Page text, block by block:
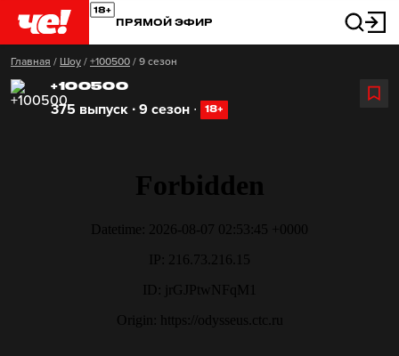
ПРЯМОЙ ЭФИР
Главная / Шоу / +100500 / 9 сезон
+100500
375 выпуск ∙ 9 сезон ∙ 18+